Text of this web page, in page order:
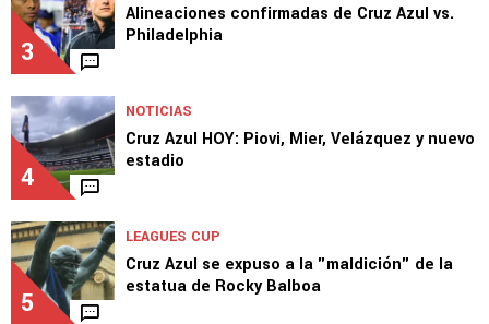
2
3
Alineaciones confirmadas de Cruz Azul vs.
Philadelphia
4
Cruz Azul HOY: Piovi, Mier, Velázquez y nuevo
estadio